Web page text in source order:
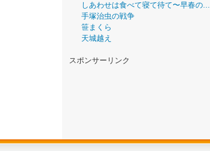
しあわせは食べて寝て待て〜早春の...
手塚治虫の戦争
笹まくら
天城越え
スポンサーリンク